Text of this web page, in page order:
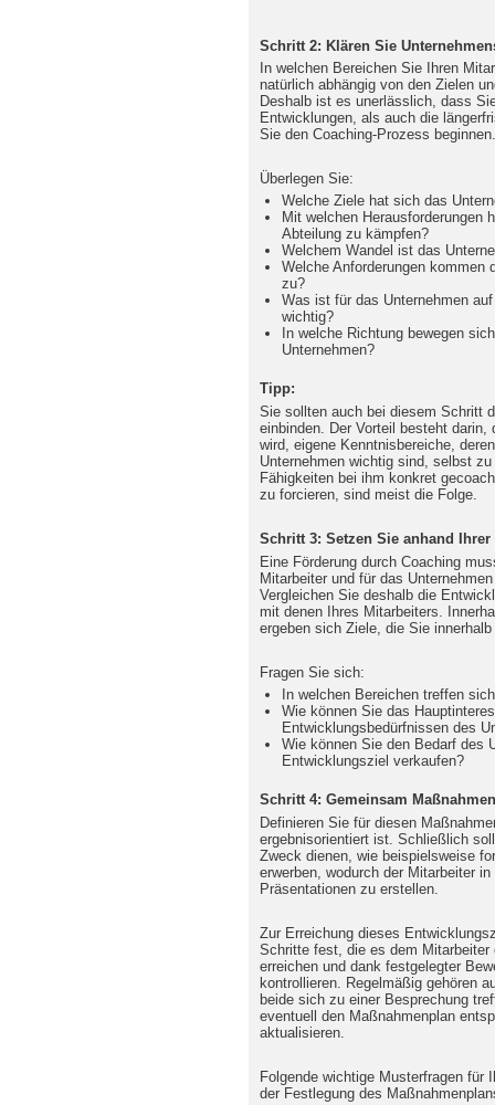
Schritt 2: Klären Sie
In welchen Bereichen Sie Ihren
natürlich abhängig von den Zielen
Deshalb ist es unerlässlich, dass
Entwicklungen, als auch die
Sie den Coaching-Prozess beginnen.
Überlegen Sie:
Welche Ziele hat sich das
Mit welchen Herausforderungen
Abteilung zu kämpfen?
Welchem Wandel ist das
Welche Anforderungen kommen
zu?
Was ist für das Unternehmen
wichtig?
In welche Richtung bewegen
Unternehmen?
Tipp:
Sie sollten auch bei diesem Schritt
einbinden. Der Vorteil besteht
wird, eigene Kenntnisbereiche,
Unternehmen wichtig sind, selbst
Fähigkeiten bei ihm konkret
zu forcieren, sind meist die Folge.
Schritt 3: Setzen Sie anhand
Eine Förderung durch Coaching
Mitarbeiter und für das
Vergleichen Sie deshalb die
mit denen Ihres Mitarbeiters.
ergeben sich Ziele, die Sie
Fragen Sie sich:
In welchen Bereichen treffen
Wie können Sie das
Entwicklungsbedürfnissen des
Wie können Sie den Bedarf des
Entwicklungsziel verkaufen?
Schritt 4: Gemeinsam
Definieren Sie für diesen
ergebnisorientiert ist. Schließlich
Zweck dienen, wie beispielsweise
erwerben, wodurch der Mitarbeiter
Präsentationen zu erstellen.
Zur Erreichung dieses
Schritte fest, die es dem
erreichen und dank festgelegter
kontrollieren. Regelmäßig gehören
beide sich zu einer Besprechung
eventuell den Maßnahmenplan
aktualisieren.
Folgende wichtige Musterfragen für
der Festlegung des